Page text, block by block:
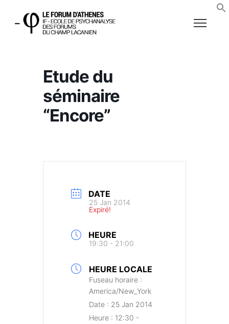
Etude du
séminaire
“Encore”
DATE
25 Jan 2014
Expiré!
HEURE
19:30 - 21:00
HEURE LOCALE
Fuseau horaire :
America/New_York
Date : 25 Jan 2014
Heure : 12:30 -